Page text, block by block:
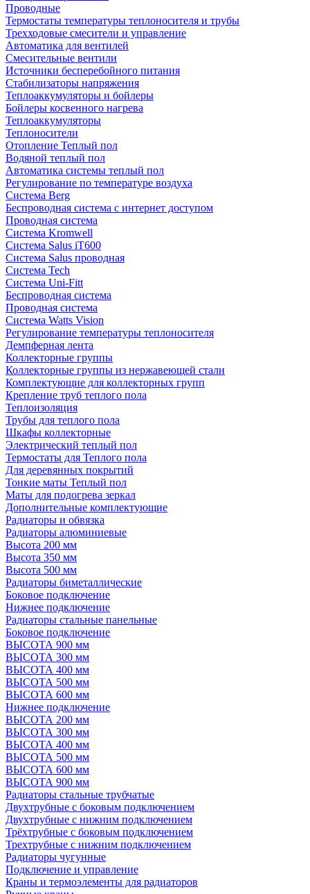
Проводные
Термостаты температуры теплоносителя и трубы
Трехходовые смесители и управление
Автоматика для вентилей
Смесительные вентили
Источники бесперебойного питания
Стабилизаторы напряжения
Теплоаккумуляторы и бойлеры
Бойлеры косвенного нагрева
Теплоаккумуляторы
Теплоносители
Отопление Теплый пол
Водяной теплый пол
Автоматика системы теплый пол
Регулирование по температуре воздуха
Система Berg
Беспроводная система с интернет доступом
Проводная система
Система Kromwell
Система Salus iT600
Система Salus проводная
Система Tech
Система Uni-Fitt
Беспроводная система
Проводная система
Система Watts Vision
Регулирование температуры теплоносителя
Демпферная лента
Коллекторные группы
Коллекторные группы из нержавеющей стали
Комплектующие для коллекторных групп
Крепление труб теплого пола
Теплоизоляция
Трубы для теплого пола
Шкафы коллекторные
Электрический теплый пол
Термостаты для Теплого пола
Для деревянных покрытий
Тонкие маты Теплый пол
Маты для подогрева зеркал
Дополнительные комплектующие
Радиаторы и обвязка
Радиаторы алюминиевые
Высота 200 мм
Высота 350 мм
Высота 500 мм
Радиаторы биметаллические
Боковое подключение
Нижнее подключение
Радиаторы стальные панельные
Боковое подключение
ВЫСОТА 900 мм
ВЫСОТА 300 мм
ВЫСОТА 400 мм
ВЫСОТА 500 мм
ВЫСОТА 600 мм
Нижнее подключение
ВЫСОТА 200 мм
ВЫСОТА 300 мм
ВЫСОТА 400 мм
ВЫСОТА 500 мм
ВЫСОТА 600 мм
ВЫСОТА 900 мм
Радиаторы стальные трубчатые
Двухтрубные с боковым подключением
Двухтрубные с нижним подключением
Трёхтрубные с боковым подключением
Трехтрубные с нижним подключением
Радиаторы чугунные
Подключение и управление
Краны и термоэлементы для радиаторов